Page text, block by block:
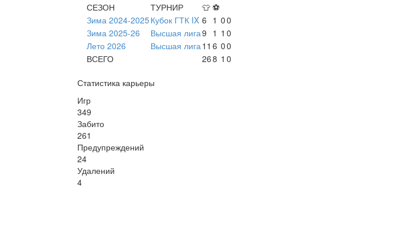
СЕЗОН
ТУРНИР 👕 ⚽
Зима 2024-2025Кубок ГТК IX 6 1 00
Зима 2025-26
Высшая лига9 1 1 0
Лето 2026
Высшая лига 11 6 00
ВСЕГО
268 1 0
Статистика карьеры
Игр
349
Забито
261
Предупреждений
24
Удалений
4